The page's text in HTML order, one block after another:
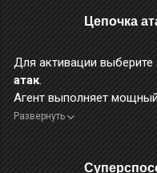
Цепочка
Для активации выберите
атак.
Агент выполняет
врагам перед собой,
Развернуть